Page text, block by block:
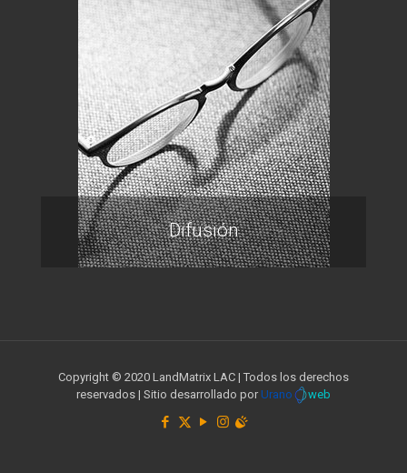
Difusión
Copyright © 2020 LandMatrix LAC | Todos los derechos
reservados | Sitio desarrollado por Urano web